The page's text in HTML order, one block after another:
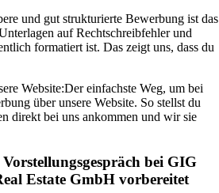
und gut strukturierte Bewerbung ist das
auf Rechtschreibfehler und
formatiert ist. Das zeigt uns, dass du
Website:Der einfachste Weg, um bei
über unsere Website. So stellst du
direkt bei uns ankommen und wir sie
bei GIG
Estate GmbH vorbereitet